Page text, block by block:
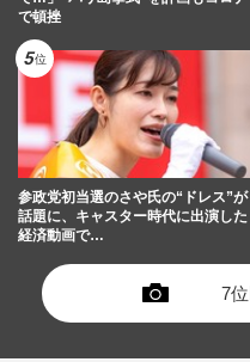
で頓挫
参政党初当選のさや氏の“ドレス”が
話題に、キャスター時代に出演した
経済動画で…
7